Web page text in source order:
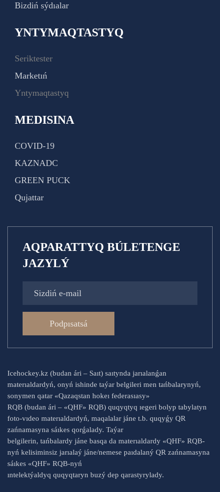
Bizdiń sýdıalar
YNTYMAQTASTYQ
Seriktester
Marketıń
Yntymaqtastyq
MEDISINA
COVID-19
KAZNADC
GREEN PUCK
Qujattar
AQPARATTYQ BÚLETENGE
JAZYLÝ
Podpısatsá
Icehockey.kz (budan ári – Saıt) saıtynda jarıalanǵan
materıaldardyń, onyń ishinde taýar belgileri men tańbalarynyń,
sonymen qatar «Qazaqstan hokeı federasıasy»
RQB (budan ári – «QHF» RQB) quqyqtyq ıegeri bolyp tabylatyn
foto-vıdeo materıaldardyń, maqalalar jáne t.b. quqyǵy QR
zańnamasyna sáıkes qorǵalady. Taýar
belgilerin, tańbalardy jáne basqa da materıaldardy «QHF» RQB-
nyń kelisiminsiz jarıalaý jáne/nemese paıdalaný QR zańnamasyna
sáıkes «QHF» RQB-nyń
ıntelektýaldyq quqyqtaryn buzý dep qarastyrylady.